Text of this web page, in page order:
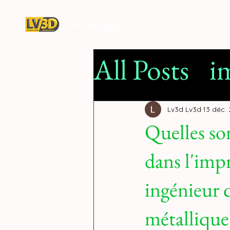
All Posts
Filament
Quelles
dans
ingénieur
Lv3d Lv3d 13 déc.